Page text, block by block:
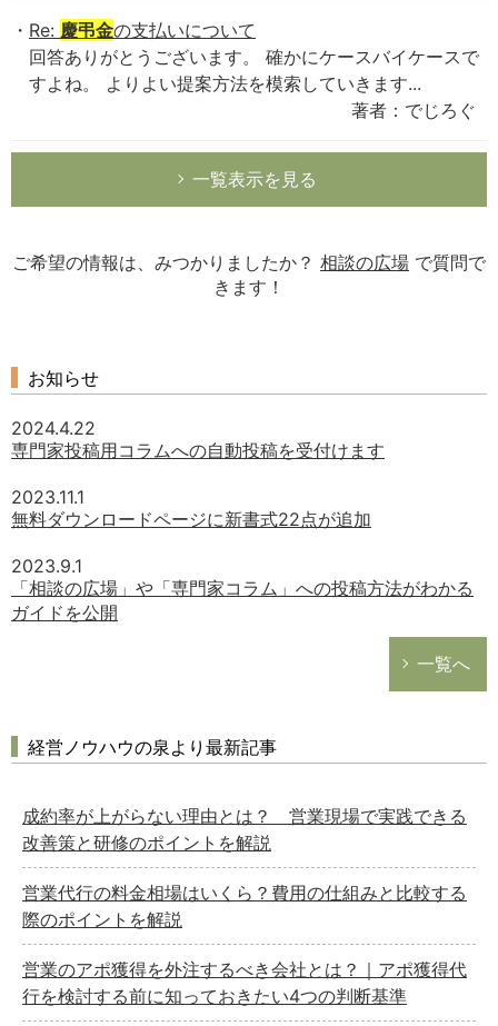
Re: 慶弔金の支払いについて
回答ありがとうございます。 確かにケースバイケースで
すよね。 よりよい提案方法を模索していきます...
著者：でじろぐ
一覧表示を見る
ご希望の情報は、みつかりましたか？ 相談の広場 で質問で
きます！
お知らせ
2024.4.22
専門家投稿用コラムへの自動投稿を受付けます
2023.11.1
無料ダウンロードページに新書式22点が追加
2023.9.1
「相談の広場」や「専門家コラム」への投稿方法がわかる
ガイドを公開
一覧へ
経営ノウハウの泉より最新記事
成約率が上がらない理由とは？ 営業現場で実践できる
改善策と研修のポイントを解説
営業代行の料金相場はいくら？費用の仕組みと比較する
際のポイントを解説
営業のアポ獲得を外注するべき会社とは？｜アポ獲得代
行を検討する前に知っておきたい4つの判断基準